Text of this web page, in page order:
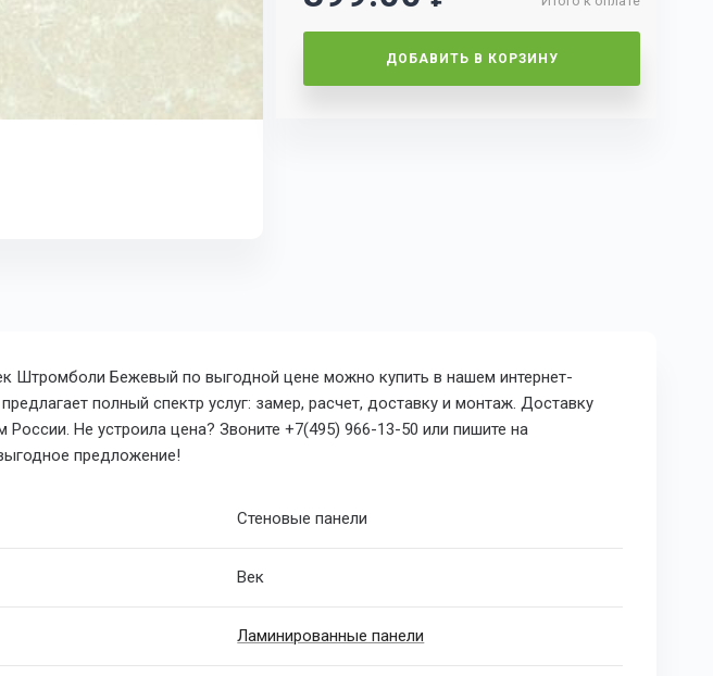
ДОБАВИТЬ В КОРЗИНУ
Штромболи Бежевый по выгодной цене можно купить в нашем интернет-
полный спектр услуг: замер, расчет, доставку и монтаж. Доставку
Не устроила цена? Звоните +7(495) 966-13-50 или пишите на
предложение!
Стеновые панели
Век
Ламинированные панели